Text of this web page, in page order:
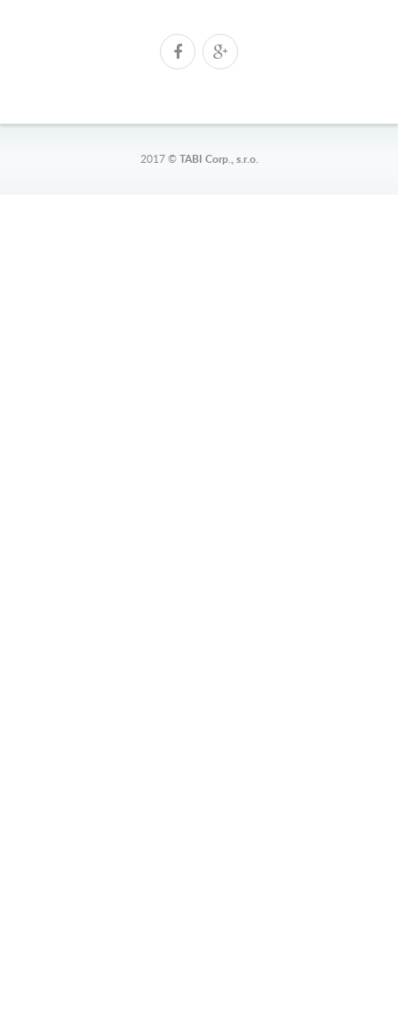
2017 © TABI Corp., s.r.o.